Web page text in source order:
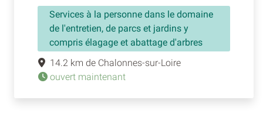
Services à la personne dans le domaine
de l'entretien, de parcs et jardins y
compris élagage et abattage d'arbres
14.2 km de Chalonnes-sur-Loire
ouvert maintenant